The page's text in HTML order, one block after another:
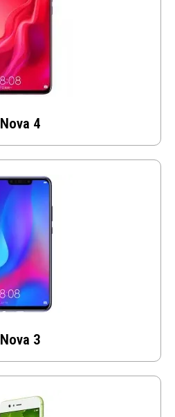
Nova 4
Nova 3